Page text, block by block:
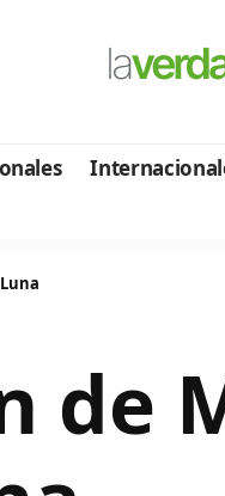
de